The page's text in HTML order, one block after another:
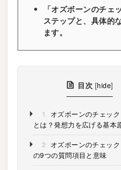
「オズボーンのチェ
ステップと、具体的
ます。
目次 [hide]
1
オズボーンのチェック
とは？発想力を広げる基本
2 オズボーンのチェック
の9つの質問項目と意味